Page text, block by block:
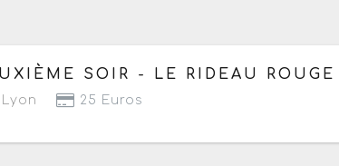
jeudi 13 août 2026 - Prochaine date le jeudi
SOIR - LE RIDEAU ROUGE
Lyon 25 Euros